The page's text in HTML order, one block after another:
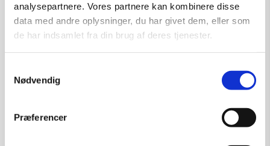
analysepartnere. Vores partnere kan kombinere disse
data med andre oplysninger, du har givet dem, eller som
de har indsamlet fra din brug af deres tjenester.
Nødvendig
Præferencer